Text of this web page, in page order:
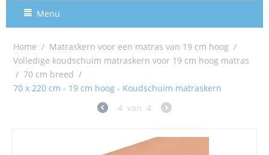
Menu
Home / Matraskern voor een matras van 19 cm hoog /
Volledige koudschuim matraskern voor 19 cm hoog matras
/ 70 cm breed /
70 x 220 cm - 19 cm hoog - Koudschuim matraskern
4 van 4